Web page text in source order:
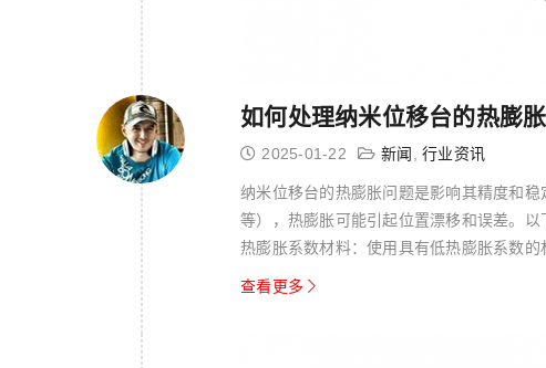
如何处理纳米位移台的热膨胀
2025-01-22 新闻 行业资讯
纳米位移台的热膨胀问题是影响其精度和
等），热膨胀可能引起位置漂移和误差。
热膨胀系数材料：使用具有低热膨胀系数
关键部...
查看更多